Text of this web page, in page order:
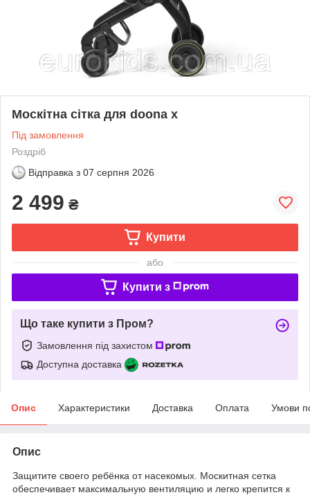
Москітна сітка для doona x
Під замовлення
Роздріб
Відправка з 07 серпня 2026
2 499 ₴
Купити
або
Купити з
Що таке купити з Пром?
Замовлення під захистом
Доступна доставка
Опис Характеристики Доставка Оплата Умови
Опис
Защитите своего ребёнка от насекомых. Москитная сетка
обеспечивает максимальную вентиляцию и легко крепится к